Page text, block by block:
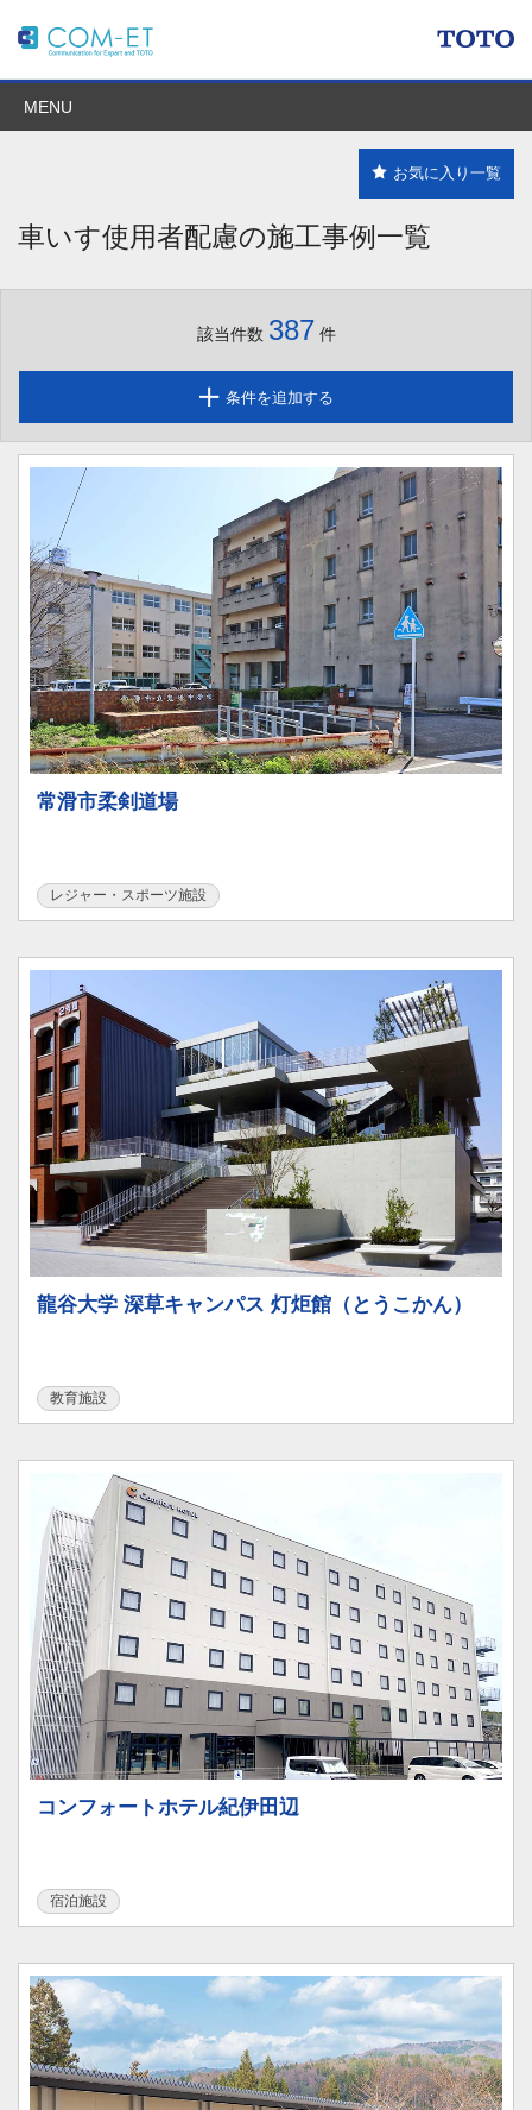
MENU
お気に入り一覧
車いす使用者配慮の施工事例一覧
該当件数 387 件
条件を追加する
常滑市柔剣道場
レジャー・スポーツ施設
龍谷大学 深草キャンパス 灯炬館（とうこかん）
教育施設
コンフォートホテル紀伊田辺
宿泊施設